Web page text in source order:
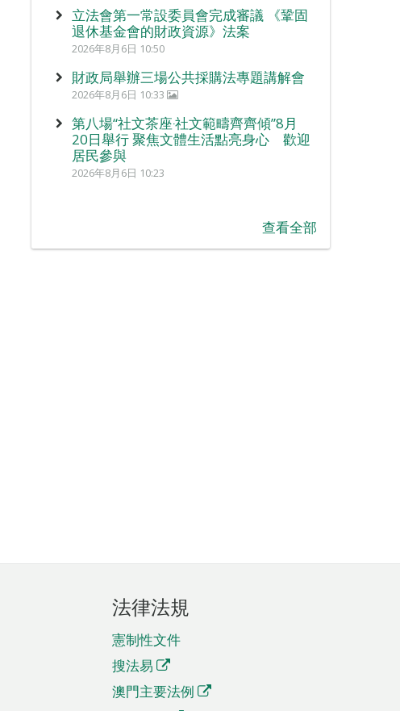
立法會第一常設委員會完成審議 《鞏固
退休基金會的財政資源》法案
2026年8月6日 10:50
財政局舉辦三場公共採購法專題講解會
2026年8月6日 10:33
第八場“社文茶座‧社文範疇齊齊傾”8月
20日舉行 聚焦文體生活點亮身心 歡迎
居民參與
2026年8月6日 10:23
查看全部
法律法規
憲制性文件
搜法易
澳門主要法例